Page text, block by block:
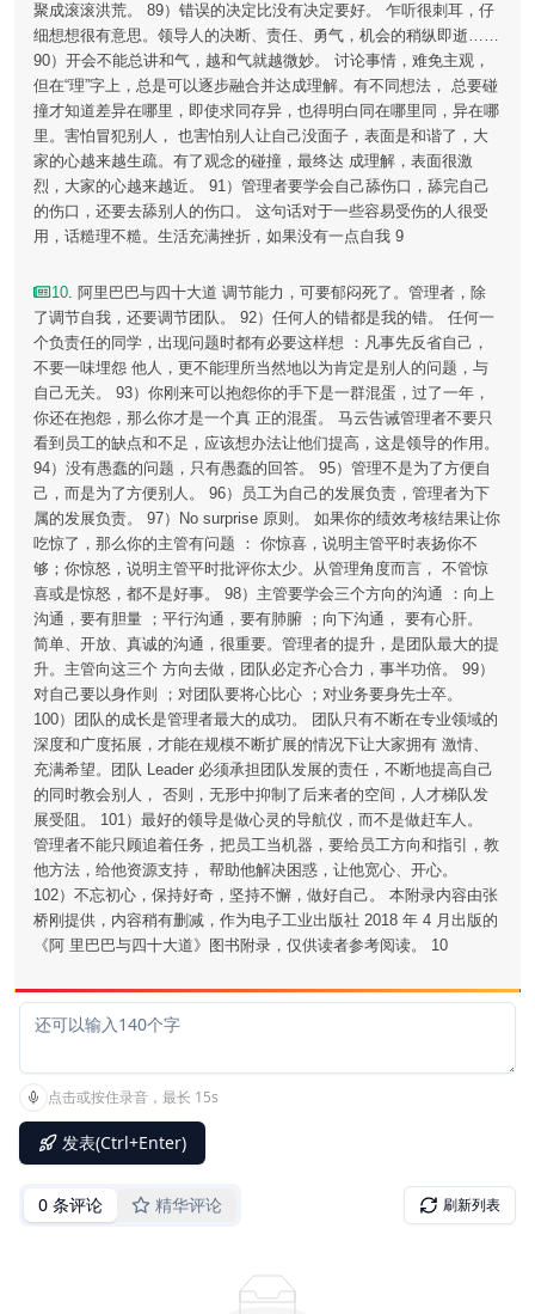
聚成滚滚洪荒。 89）错误的决定比没有决定要好。 乍听很刺耳，仔
细想想很有意思。领导人的决断、责任、勇气，机会的稍纵即逝……
90）开会不能总讲和气，越和气就越微妙。 讨论事情，难免主观，
但在“理”字上，总是可以逐步融合并达成理解。有不同想法， 总要碰
撞才知道差异在哪里，即使求同存异，也得明白同在哪里同，异在哪
里。害怕冒犯别人， 也害怕别人让自己没面子，表面是和谐了，大
家的心越来越生疏。有了观念的碰撞，最终达 成理解，表面很激
烈，大家的心越来越近。 91）管理者要学会自己舔伤口，舔完自己
的伤口，还要去舔别人的伤口。 这句话对于一些容易受伤的人很受
用，话糙理不糙。生活充满挫折，如果没有一点自我 9
10. 阿里巴巴与四十大道 调节能力，可要郁闷死了。管理者，除
了调节自我，还要调节团队。 92）任何人的错都是我的错。 任何一
个负责任的同学，出现问题时都有必要这样想 ：凡事先反省自己，
不要一味埋怨 他人，更不能理所当然地以为肯定是别人的问题，与
自己无关。 93）你刚来可以抱怨你的手下是一群混蛋，过了一年，
你还在抱怨，那么你才是一个真 正的混蛋。 马云告诫管理者不要只
看到员工的缺点和不足，应该想办法让他们提高，这是领导的作用。
94）没有愚蠢的问题，只有愚蠢的回答。 95）管理不是为了方便自
己，而是为了方便别人。 96）员工为自己的发展负责，管理者为下
属的发展负责。 97）No surprise 原则。 如果你的绩效考核结果让你
吃惊了，那么你的主管有问题 ： 你惊喜，说明主管平时表扬你不
够；你惊怒，说明主管平时批评你太少。从管理角度而言， 不管惊
喜或是惊怒，都不是好事。 98）主管要学会三个方向的沟通 ：向上
沟通，要有胆量 ；平行沟通，要有肺腑 ；向下沟通， 要有心肝。
简单、开放、真诚的沟通，很重要。管理者的提升，是团队最大的提
升。主管向这三个 方向去做，团队必定齐心合力，事半功倍。 99）
对自己要以身作则 ；对团队要将心比心 ；对业务要身先士卒。
100）团队的成长是管理者最大的成功。 团队只有不断在专业领域的
深度和广度拓展，才能在规模不断扩展的情况下让大家拥有 激情、
充满希望。团队 Leader 必须承担团队发展的责任，不断地提高自己
的同时教会别人， 否则，无形中抑制了后来者的空间，人才梯队发
展受阻。 101）最好的领导是做心灵的导航仪，而不是做赶车人。
管理者不能只顾追着任务，把员工当机器，要给员工方向和指引，教
他方法，给他资源支持， 帮助他解决困惑，让他宽心、开心。
102）不忘初心，保持好奇，坚持不懈，做好自己。 本附录内容由张
桥刚提供，内容稍有删减，作为电子工业出版社 2018 年 4 月出版的
《阿 里巴巴与四十大道》图书附录，仅供读者参考阅读。 10